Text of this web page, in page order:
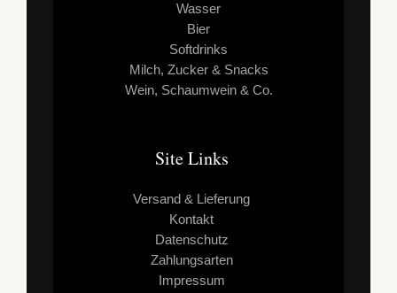
Wasser
Bier
Softdrinks
Milch, Zucker & Snacks
Wein, Schaumwein & Co.
Site Links
Versand & Lieferung
Kontakt
Datenschutz
Zahlungsarten
Impressum